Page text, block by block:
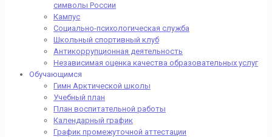
символы России
Кампус
Социально-психологическая служба
Школьный спортивный клуб
Антикоррупционная деятельность
Независимая оценка качества образовательных услуг
Обучающимся
Гимн Арктической школы
Учебный план
План воспитательной работы
Календарный график
График промежуточной аттестации